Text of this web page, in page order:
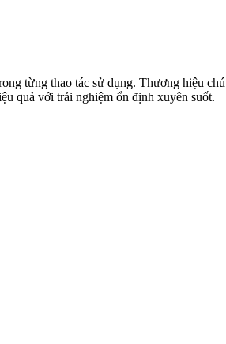
từng thao tác sử dụng. Thương hiệu chú
quả với trải nghiệm ổn định xuyên suốt.